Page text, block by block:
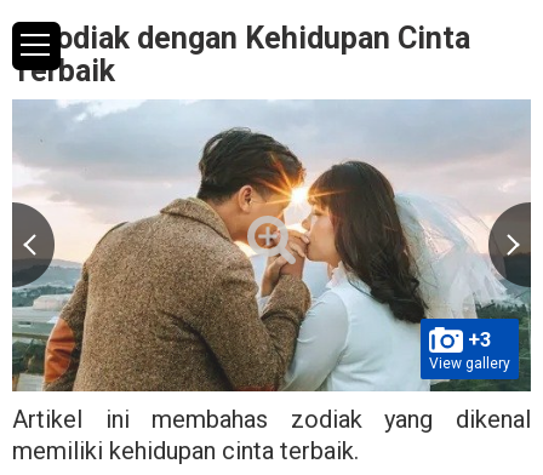
5 Zodiak dengan Kehidupan Cinta
Terbaik
+3
View gallery
Artikel ini membahas zodiak yang dikenal
memiliki kehidupan cinta terbaik.